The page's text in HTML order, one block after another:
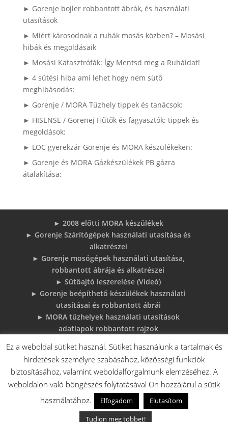
► Gorenje bojler robbantott ábrák, és használati
utasítások
► Miért károsodnak a ruhák mosás közben? – Mosási
hibák és megoldásaik
► Mosási Katasztrófák: Így Mentsd meg a Ruháidat!
► 4 sütési hiba ami lehet hogy nem sütő
meghibásodás:
► Gorenje / MORA Tűzhely tippek és tanácsok:
► HISENSE / Gorenej Hűtők és fagyasztók: tippek és
megoldások:
► LOC gyerekzár Gorenje és MORA készülékeken:
► Gorenje és MORA Gázkészülékek PB gázra
átalakítása:
► 2008 előtti MORA készülékek
► Gorenje Szárítógépek használati utasítása és
alkatrészei
► Gorenje mosógépek használati utasítása,
robbantott ábrája és alkatrészei
► Sütőajtó leszerelése (Videó)
► Gorenje beépíthető készülékek használati
utasításai és robbantott ábrái
► MORA tűzhelyek használati utasítások
adatlapok robbantott rajzok
megoldások
► 6 gyakori sütő hiba, és megoldások
♦Gorenje Háztartásigépek adattábláiról:
V.A. Elektro Boys Kft. - 2018 - Minden jog fenntartva!
Ez a weboldal sütiket használ. Sütiket használunk a tartalmak és
hirdetések személyre szabásához, közösségi funkciók
biztosításához, valamint weboldalforgalmunk elemzéséhez. A
weboldalon való böngészés folytatásával Ön hozzájárul a sütik
használatához.
Elfogadom
Elutasítom
Tudjon meg többet!